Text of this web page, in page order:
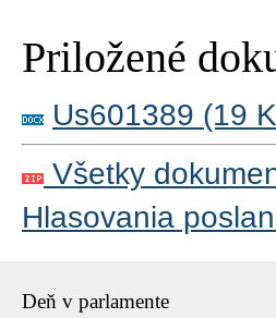
Priložené
Us601389 (19
Všetky
Hlasovania
Deň v parlamente